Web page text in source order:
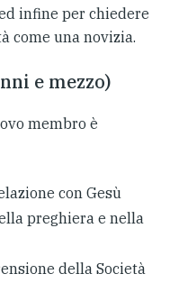
infine per chiedere
come una novizia.
e mezzo)
membro è
con Gesù
preghiera e nella
della Società